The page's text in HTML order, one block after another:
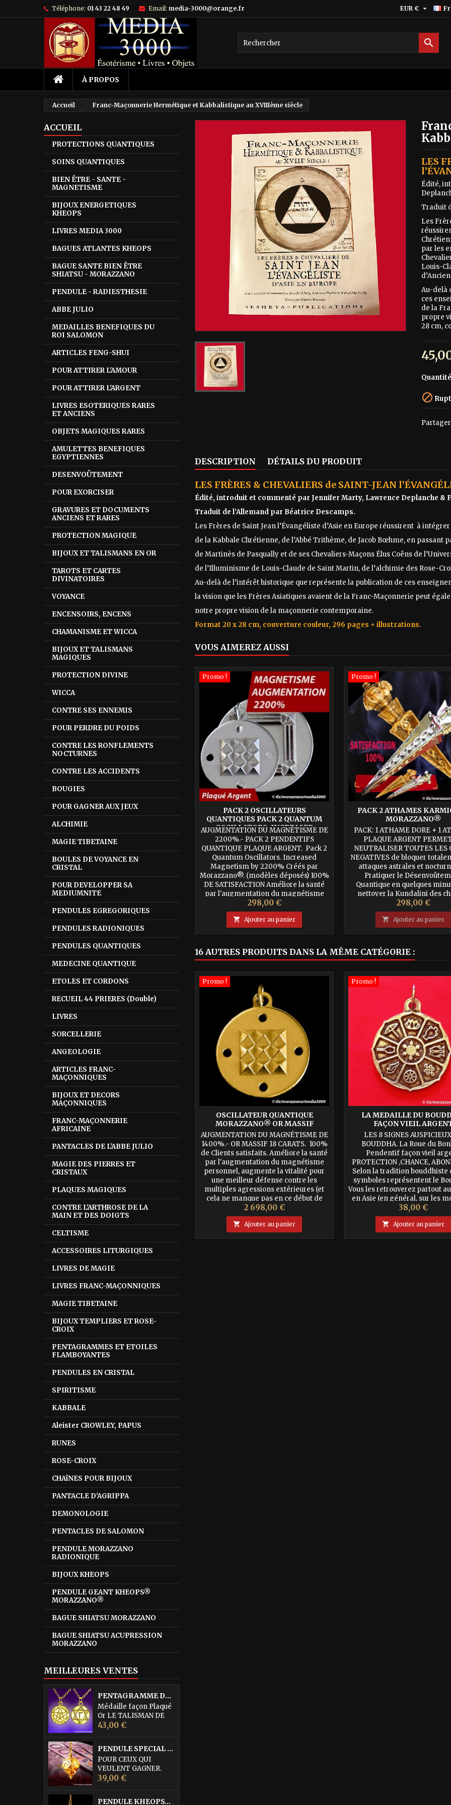
Téléphone: 01 43 22 48 49 Email: media-3000@orange.fr EUR € 

À PROPOS
Accueil Franc-Maçonnerie Hermétique et Kabbalistique au XVIIIème siècle
ACCUEIL
PROTECTIONS QUANTIQUES
SOINS QUANTIQUES
BIEN ÊTRE - SANTE -
MAGNETISME
BIJOUX ENERGETIQUES
KHEOPS
LIVRES MEDIA 3000
BAGUES ATLANTES KHEOPS
BAGUE SANTE BIEN ÊTRE
SHIATSU - MORAZZANO
PENDULE - RADIESTHESIE
ABBE JULIO
MEDAILLES BENEFIQUES DU
ROI SALOMON
ARTICLES FENG-SHUI
POUR ATTIRER L'AMOUR
POUR ATTIRER L'ARGENT
LIVRES ESOTERIQUES RARES
ET ANCIENS
OBJETS MAGIQUES RARES
AMULETTES BENEFIQUES
EGYPTIENNES
DESENVOÛTEMENT
POUR EXORCISER
GRAVURES ET DOCUMENTS
ANCIENS ET RARES
PROTECTION MAGIQUE
BIJOUX ET TALISMANS EN OR
TAROTS ET CARTES
DIVINATOIRES
VOYANCE
ENCENSOIRS, ENCENS
CHAMANISME ET WICCA
BIJOUX ET TALISMANS
MAGIQUES
PROTECTION DIVINE
WICCA
CONTRE SES ENNEMIS
POUR PERDRE DU POIDS
CONTRE LES RONFLEMENTS
NOCTURNES
CONTRE LES ACCIDENTS
BOUGIES
POUR GAGNER AUX JEUX
ALCHIMIE
MAGIE TIBETAINE
BOULES DE VOYANCE EN
CRISTAL
POUR DEVELOPPER SA
MEDIUMNITE
PENDULES EGREGORIQUES
PENDULES RADIONIQUES
PENDULES QUANTIQUES
MEDECINE QUANTIQUE
ETOLES ET CORDONS
RECUEIL 44 PRIERES (Double)
LIVRES
SORCELLERIE
ANGEOLOGIE
ARTICLES FRANC-
MAÇONNIQUES
BIJOUX ET DECORS
MAÇONNIQUES
FRANC-MAÇONNERIE
AFRICAINE
PANTACLES DE L'ABBE JULIO
MAGIE DES PIERRES ET
CRISTAUX
PLAQUES MAGIQUES
CONTRE L'ARTHROSE DE LA
MAIN ET DES DOIGTS
CELTISME
ACCESSOIRES LITURGIQUES
LIVRES DE MAGIE
LIVRES FRANC-MAÇONNIQUES
MAGIE TIBETAINE
BIJOUX TEMPLIERS ET ROSE-
CROIX
PENTAGRAMMES ET ETOILES
FLAMBOYANTES
PENDULES EN CRISTAL
SPIRITISME
KABBALE
Aleister CROWLEY, PAPUS
RUNES
ROSE-CROIX
CHAîNES POUR BIJOUX
PANTACLE D'AGRIPPA
DEMONOLOGIE
PENTACLES DE SALOMON
PENDULE MORAZZANO
RADIONIQUE
BIJOUX KHEOPS
PENDULE GEANT KHEOPS®
MORAZZANO®
BAGUE SHIATSU MORAZZANO
BAGUE SHIATSU ACUPRESSION
MORAZZANO
MEILLEURES VENTES
PENTAGRAMME DE L'ABBE JULIO
Médaille façon Plaqué
Or LE TALISMAN DE
PROTECTION
serait la quintessence
des médailles de
Protection. Elle est
d'une efficacité
combattre les forces
Prix
43,00 €
PENDULE SPECIAL LOTO • DORURE OR FIN
POUR CEUX QUI
VEULENT GAGNER.
Pendule égrégorique
Prix
39,00 €
PENDULE KHEOPS® PHARAON MORAZZANO® DORÉ
LES
Édité,
Traduit
Les
par les
Louis-
Au-delà
ces
de la
propre
28 cm,
Quantité

Partager
DESCRIPTION DÉTAILS DU PRODUIT
LES FRÈRES & CHEVALIERS de SAINT-JEAN
Édité, introduit et commenté par Jennifer Marty, Lawrence Deplanche &
Traduit de l’Allemand par Béatrice Descamps.
Les Frères de Saint Jean l’Évangéliste d’Asie en Europe réussirent à
de la Kabbale Chrétienne, de l’Abbé Trithème, de Jacob Bœhme, en passant
de Martinès de Pasqually et de ses Chevaliers-Maçons Élus Coêns de
de l’Illuminisme de Louis-Claude de Saint Martin, de l’alchimie des Rose-
Au-delà de l’intérêt historique que représente la publication de ces
la vision que les Frères Asiatiques avaient de la Franc-Maçonnerie peut
notre propre vision de la maçonnerie contemporaine.
Format 20 x 28 cm, couverture couleur, 296 pages + illustrations.
VOUS AIMEREZ AUSSI
Promo !
PACK 2 OSCILLATEURS
QUANTIQUES PACK 2 QUANTUM
OSCILLATORS. INCREASED
MAGNETISM BY 2200%
AUGMENTATION DU MAGNÉTISME DE
2200%.- PACK 2 PENDENTIFS
QUANTIQUE PLAQUE ARGENT. Pack 2
Quantum Oscillators. Increased
Magnetism by 2200% Créés par
Morazzano®. (modèles déposés) 100%
DE SATISFACTION Améliore la santé
par l'augmentation du magnétisme
personnel, augmente la vitalité pour
une meilleur défense contre les
multiples agressions extérieures (et...
Prix
298,00 €
 Ajouter au panier
Promo !
PACK 2 ATHAMES
MORAZZANO®
PACK: 1 ATHAME DORE + 1
PLAQUE ARGENT
NEUTRALISER TOUTES LES
NEGATIVES de bloquer
attaques astrales et
Pratiquer le
Quantique en quelques
nettoyer la Kundalini des
négatives et des larves
Nettoyer les lieux hantés et
de pratiquer les soins
Prix
298,00 €
 Ajouter au panier
16 AUTRES PRODUITS DANS LA MÊME CATÉGORIE :
Promo !
OSCILLATEUR QUANTIQUE
MORAZZANO® OR MASSIF
AUGMENTATION DU MAGNÉTISME DE
1400%.- OR MASSIF 18 CARATS. 100%
de Clients satisfaits. Améliore la santé
par l'augmentation du magnétisme
personnel, augmente la vitalité pour
une meilleur défense contre les
multiples agressions extérieures (et
cela ne manque pas en ce début de
second millénaire), permet un
puissant ancrage au sol, tonifie le
corps,...
Prix
2 698,00 €
 Ajouter au panier
Promo !
LA MEDAILLE DU
FAÇON VIEIL
LES 8 SIGNES
BOUDDHA. La Roue du
Pendentif façon vieil
PROTECTION ,CHANCE,
Selon la tradition bouddhiste
symboles représentent le
Vous les retrouverez partout
en Asie (en général, sur les
prières, sur les banderoles,
inscription sur les objets). Ils
censés apportés...
Prix
38,00 €
 Ajouter au panier